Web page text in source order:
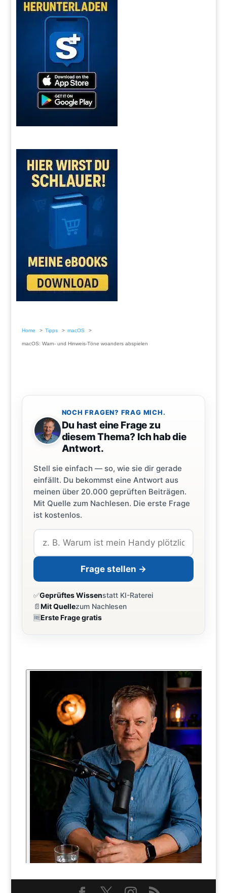
Home Tipps macOS
macOS: Warn- und Hinweis-Töne woanders abspielen
NOCH FRAGEN? FRAG MICH.
Du hast eine Frage zu
diesem Thema? Ich hab die
Antwort.
Stell sie einfach — so, wie sie dir gerade
einfällt. Du bekommst eine Antwort aus
meinen über 20.000 geprüften Beiträgen.
Mit Quelle zum Nachlesen. Die erste Frage
ist kostenlos.
Frage stellen →
✅Geprüftes Wissenstatt KI-Raterei
📄Mit Quellezum Nachlesen
🆓Erste Frage gratis